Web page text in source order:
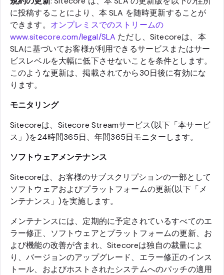
に投稿することにより、本 SLA を随時更新することが
できます。 オンプレミスでのストリームの
www.sitecore.com/legal/SLA ただし、Sitecoreは、本
SLAに基づいてお客様が利用できるサービスまたはサー
ビスレベルを大幅に低下させないことを条件とします。
このような更新は、掲載されてから30日後に有効にな
ります。
モニタリング
Sitecoreは、Sitecore Streamサービス(以下「本サービ
ス」)を24時間365日、年間365日モニターします。
ソフトウェアメンテナンス
Sitecoreは、お客様のサブスクリプションの一部として
ソフトウェアおよびプラットフォームの更新(以下「メ
ンテナンス」)を実施します。
メンテナンスには、定期的に予定されているすべてのエ
ラー修正、ソフトウェアとプラットフォームの更新、お
よび機能の改善が含まれ、Sitecoreは独自の裁量によ
り、バージョンのアップグレード、エラー修正のインス
トール、およびホストされたシステムへのパッチの適用